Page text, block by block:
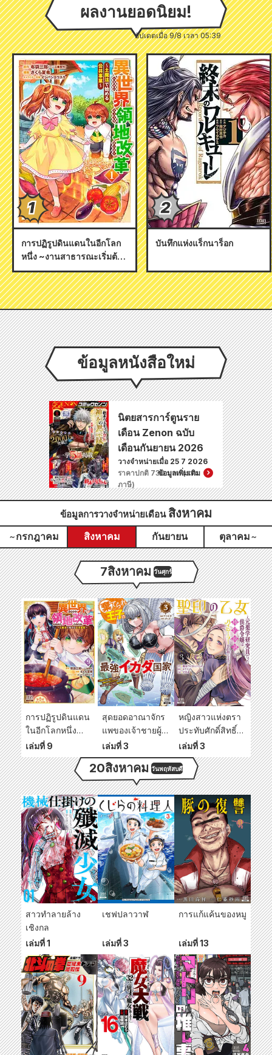
ผลงานยอดนิยม!
อัปเดตเมื่อ 9/8 เวลา 05:39
การปฏิรูปดินแดนในอีกโลก
หนึ่ง ~งานสาธารณะเริ่มต้น
ด้วยเวทมนตร์แห่งโลก~
บันทึกแห่งแร็กนาร็อก
ข้อมูลหนังสือใหม่
นิตยสารการ์ตูนราย
เดือน Zenon ฉบับ
เดือนกันยายน 2026
วางจำหน่ายเมื่อ 25 7 2026
ราคาปกติ 730 บาท (รวม
ภาษี)
ข้อมูลเพิ่มเติม
ข้อมูลการวางจำหน่ายเดือน สิงหาคม
～ กรกฎาคม สิงหาคม กันยายน ตุลาคม ～
7สิงหาคม วันศุกร์
การปฏิรูปดินแดน
ในอีกโลกหนึ่ง
~งานสาธารณะ
เริ่มต้นด้วย
เวทมนตร์แห่ง
โลก~
เล่มที่ 9
สุดยอดอาณาจักร
แพของเจ้าชายผู้
ถูกทิ้งร้าง ~คุณถูก
เนรเทศในฐานะ
ขยะ ดังนั้นคุณจะ
ใช้ทักษะไร้
ประโยชน์ของคุณ
[การรีไซเคิล]
สร้างเมืองลอยน้ำ
ด้วยสิ่งของที่ถูก
มองว่าเป็นขยะ~
เล่มที่ 3
หญิงสาวแห่งตรา
ประทับศักดิ์สิทธิ์
~ธิดามาร์ควิส
อดีตนักวิจัยด้าน
เภสัชกรรม ละทิ้ง
การหมั้นหมายและ
ตั้งเป้าหมายที่จะ
เป็นผู้รักษาโรคชั้น
สูง~
เล่มที่ 3
20สิงหาคม วันพฤหัสบดี
สาวทำลายล้าง
เชิงกล
เล่มที่ 1
เชฟปลาวาฬ
เล่มที่ 3
การแก้แค้นของหมู
เล่มที่ 13